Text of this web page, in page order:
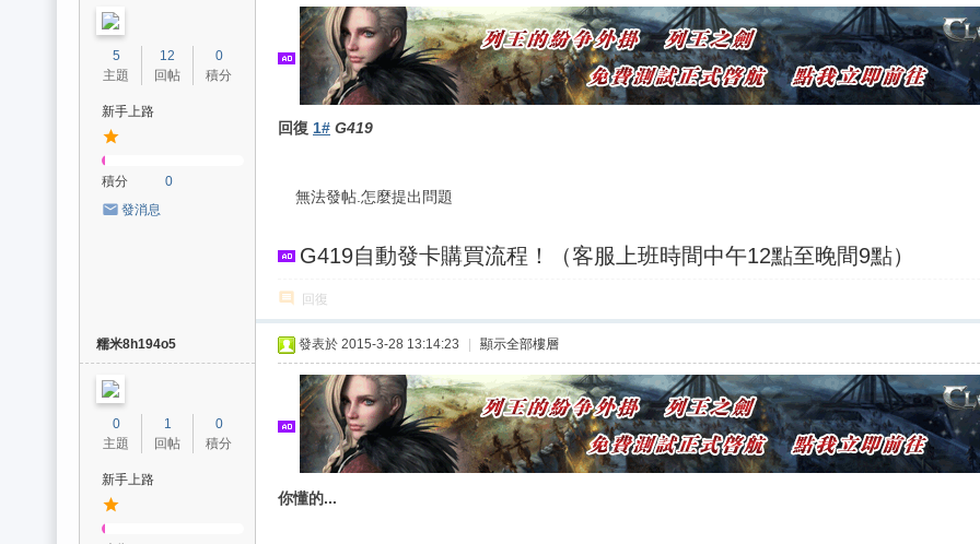
5
主題
12
回帖
0
積分
新手上路
積分
0
發消息
回復 1# G419
無法發帖.怎麼提出問題
G419自動發卡購買流程！（客服上班時間中午12點至晚間9點）
回復
糯米8h194o5
0
主題
1
回帖
0
積分
新手上路
發表於 2015-3-28 13:14:23 顯示全部樓層
你懂的...